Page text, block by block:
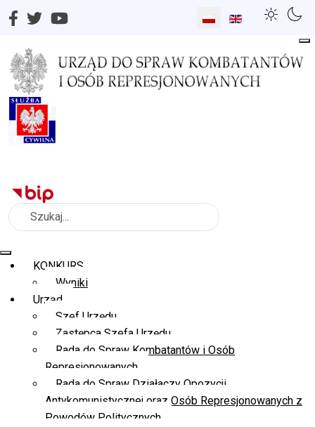
Wybierz swój język
Szukaj
KONKURS
Wyniki
Urząd
Szef Urzędu
Zastępca Szefa Urzędu
Rada do Spraw Kombatantów i Osób
Represjonowanych
Rada do Spraw Działaczy Opozycji
Antykomunistycznej oraz Osób Represjonowanych z
Powodów Politycznych